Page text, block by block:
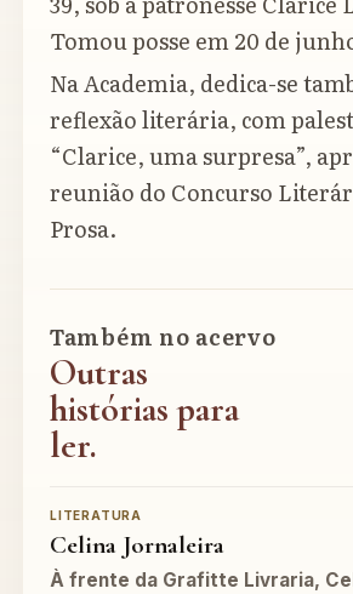
Tomou posse em 20 de
Na Academia, dedica-se
reflexão literária, com
“Clarice, uma surpresa”,
reunião do Concurso
Prosa.
Também no acervo
Outras
histórias para
ler.
LITERATURA
Celina Jornaleira
À frente da Grafitte Livraria,